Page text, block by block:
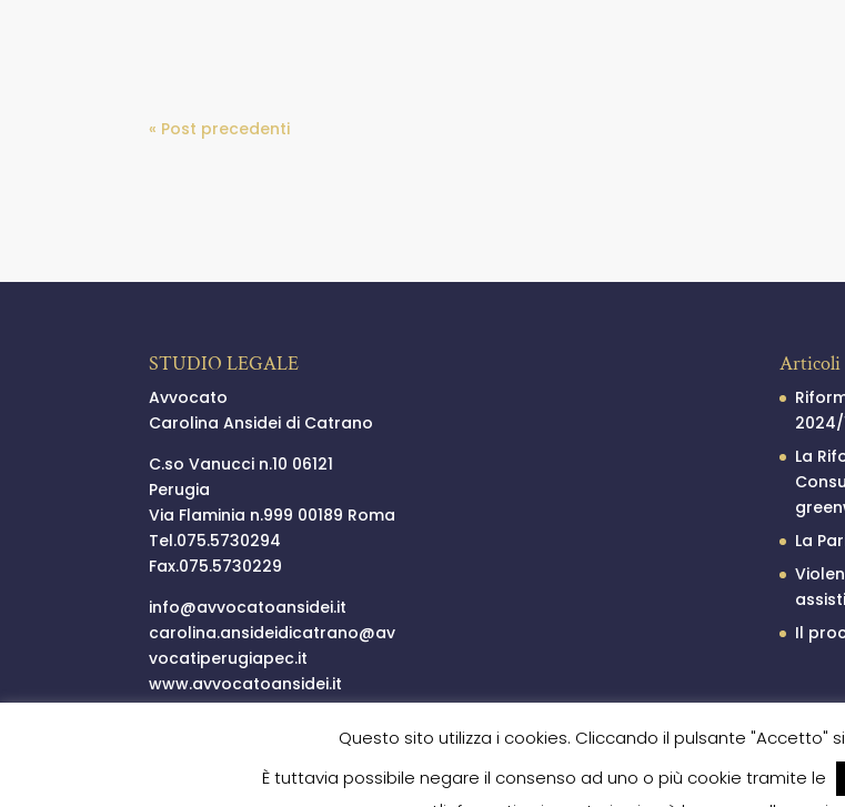
« Post precedenti
STUDIO LEGALE
Avvocato
Carolina Ansidei di Catrano
C.so Vanucci n.10 06121
Perugia
Via Flaminia n.999 00189 Roma
Tel.075.5730294
Fax.075.5730229
info@avvocatoansidei.it
carolina.ansideidicatrano@av
vocatiperugiapec.it
www.avvocatoansidei.it
Articoli
La
La
Il
Questo sito utilizza i cookies. Cliccando il pulsante "Accetto"
È tuttavia possibile negare il consenso ad uno o più cookie tramite le